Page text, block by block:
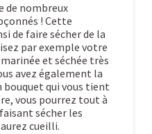
de nombreux
! Cette
de faire sécher de la
par exemple votre
et séchée très
avez également la
bouquet qui vous tient
vous pourrez tout à
sécher les
cueilli.